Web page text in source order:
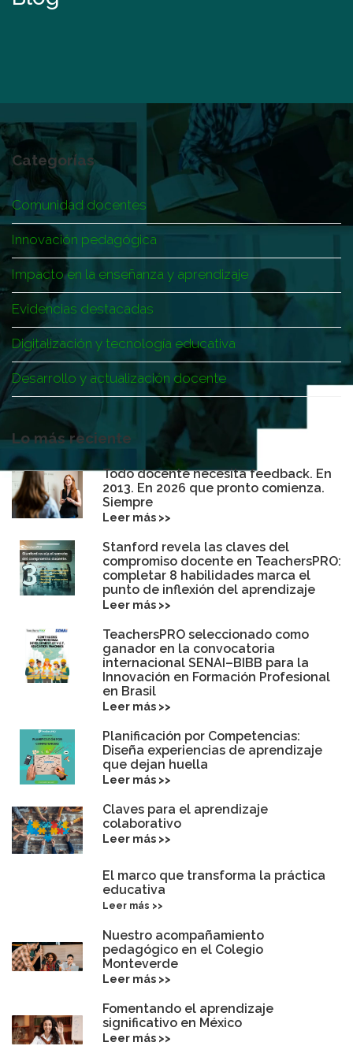
Categorías
Comunidad docentes
Innovación pedagógica
Impacto en la enseñanza y aprendizaje
Evidencias destacadas
Digitalización y tecnología educativa
Desarrollo y actualización docente
Lo más reciente
Todo docente necesita feedback. En
2013. En 2026 que pronto comienza.
Siempre
Leer más >>
Stanford revela las claves del
compromiso docente en TeachersPRO:
completar 8 habilidades marca el
punto de inflexión del aprendizaje
Leer más >>
TeachersPRO seleccionado como
ganador en la convocatoria
internacional SENAI–BIBB para la
Innovación en Formación Profesional
en Brasil
Leer más >>
Planificación por Competencias:
Diseña experiencias de aprendizaje
que dejan huella
Leer más >>
Claves para el aprendizaje
colaborativo
Leer más >>
El marco que transforma la práctica
educativa
Leer más >>
Nuestro acompañamiento
pedagógico en el Colegio
Monteverde
Leer más >>
Fomentando el aprendizaje
significativo en México
Leer más >>